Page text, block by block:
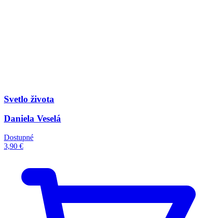
Svetlo života
Daniela Veselá
Dostupné
3,90 €